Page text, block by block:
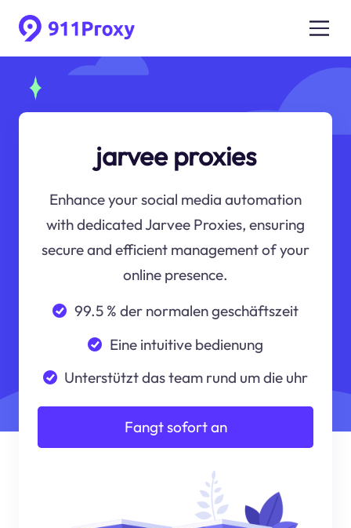
jarvee proxies
Enhance your social media automation
with dedicated Jarvee Proxies, ensuring
secure and efficient management of your
online presence.
99.5 % der normalen geschäftszeit
Eine intuitive bedienung
Unterstützt das team rund um die uhr
Fangt sofort an